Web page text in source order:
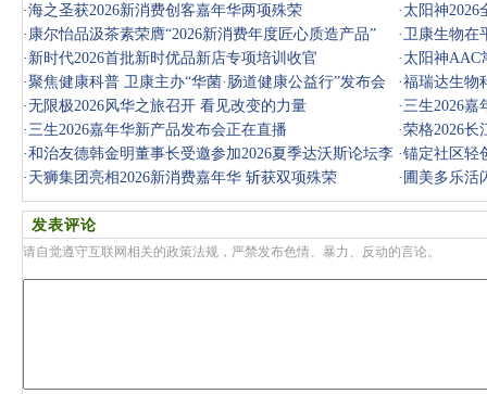
·海之圣获2026新消费创客嘉年华两项殊荣 · 太阳神2026
· 康尔怡品汲茶素荣膺“2026新消费年度匠心质造产品” ·卫康生物在
· 新时代2026首批新时优品新店专项培训收官 · 太阳神AAC
·聚焦健康科普 卫康主办“华菌·肠道健康公益行”发布会 ·福瑞达生物
·无限极2026风华之旅召开 看见改变的力量 ·三生2026嘉
·三生2026嘉年华新产品发布会正在直播 ·荣格2026长
·和治友德韩金明董事长受邀参加2026夏季达沃斯论坛李
强总理工商
·锚定社区轻
· 天狮集团亮相2026新消费嘉年华 斩获双项殊荣 · 圃美多乐活
奖
发表评论
请自觉遵守互联网相关的政策法规，严禁发布色情、暴力、反动的言论。